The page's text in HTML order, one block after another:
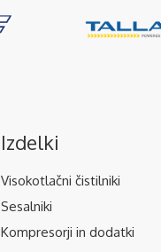
Izdelki
Visokotlačni čistilniki
Sesalniki
Kompresorji in dodatki